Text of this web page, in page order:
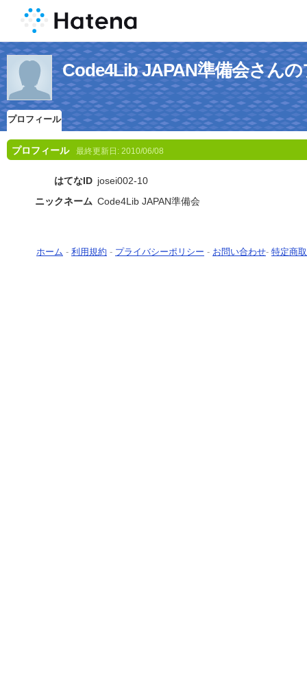
Code4Lib JAPAN準備会さん
プロフィール
プロフィール 最終更新日: 2010/06/08
はてなID josei002-10
ニックネーム Code4Lib JAPAN準備会
ホーム - 利用規約 - プライバシーポリシー - お問い合わせ- 特定商